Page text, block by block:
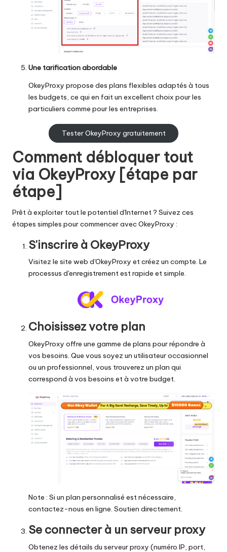
Une tarification abordable
OkeyProxy propose des plans flexibles adaptés à tous
les budgets, ce qui en fait un excellent choix pour les
particuliers comme pour les entreprises.
Tester OkeyProxy gratuitement
Comment débloquer tout
via OkeyProxy [étape par
étape]
Prêt à exploiter tout le potentiel d'Internet ? Suivez ces
étapes simples pour commencer avec OkeyProxy :
S'inscrire à OkeyProxy
Visitez le site web d'OkeyProxy et créez un compte. Le
processus d'enregistrement est rapide et simple.
Choisissez votre plan
OkeyProxy offre une gamme de plans pour répondre à
vos besoins. Que vous soyez un utilisateur occasionnel
ou un professionnel, vous trouverez un plan qui
correspond à vos besoins et à votre budget.
Note : Si un plan personnalisé est nécessaire,
contactez-nous en ligne. Soutien directement.
Se connecter à un serveur proxy
Obtenez les détails du serveur proxy (numéro IP, port,